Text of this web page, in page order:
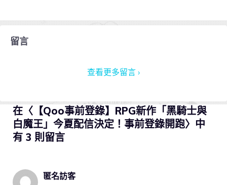
留言
查看更多留言 ›
在〈【Qoo事前登錄】RPG新作「黑騎士與
白魔王」今夏配信決定！事前登錄開跑〉中
有 3 則留言
匿名訪客